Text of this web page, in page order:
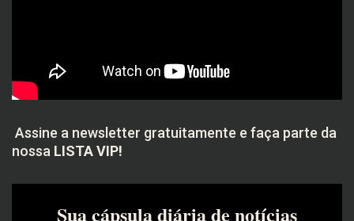
Assine a newsletter gratuitamente e faça parte da
nossa LISTA VIP!
Sua cápsula diária de notícias